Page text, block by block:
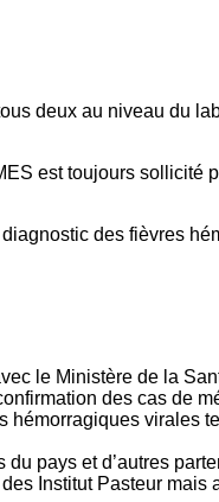
deux au niveau du
est toujours sollicité
des fièvres
le Ministère de la
des cas de
virales
pays et d’autres
Institut Pasteur mais